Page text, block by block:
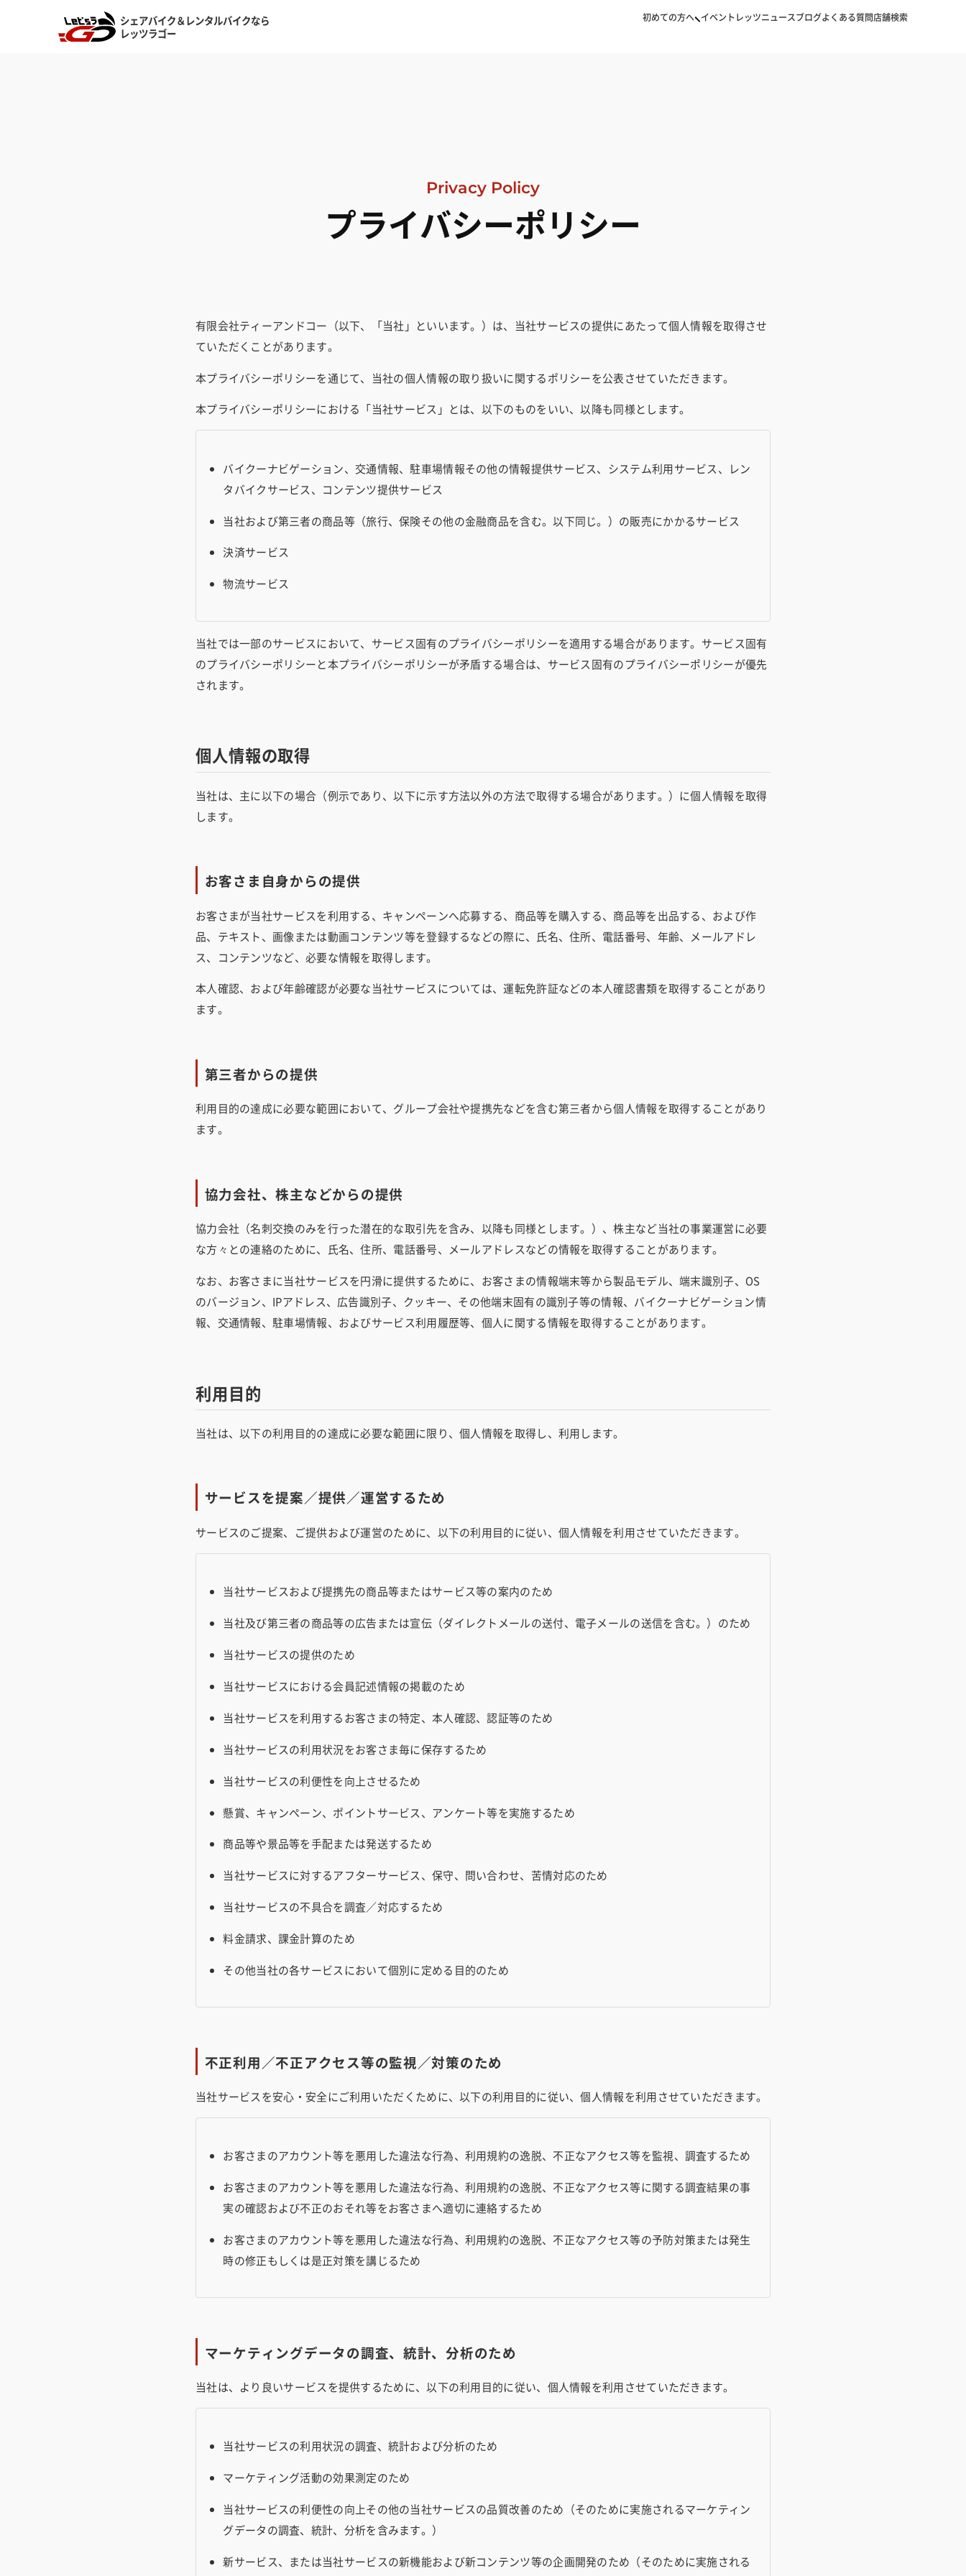
シェアバイク＆レンタルバイクなら
レッツラゴー
初めての方へ イベントレッツニュースブログよくある質問店舗検索
バイクを借りたい方 安全安心の個人間のシェア保険
加盟店になりたい方向け
シェアバイク&レンタルバイクなら
レッツラゴー
バイクを借りたい方 安全安心の個人間のシェア保険
加盟店になりたい方向け
Privacy Policy
プライバシーポリシー
有限会社ティーアンドコー（以下、「当社」といいます。）は、当社サービスの提供にあたって個人情報を取得させ
ていただくことがあります。
本プライバシーポリシーを通じて、当社の個人情報の取り扱いに関するポリシーを公表させていただきます。
本プライバシーポリシーにおける「当社サービス」とは、以下のものをいい、以降も同様とします。
バイクーナビゲーション、交通情報、駐車場情報その他の情報提供サービス、システム利用サービス、レン
タバイクサービス、コンテンツ提供サービス
当社および第三者の商品等（旅行、保険その他の金融商品を含む。以下同じ。）の販売にかかるサービス
決済サービス
物流サービス
当社では一部のサービスにおいて、サービス固有のプライバシーポリシーを適用する場合があります。サービス固有
のプライバシーポリシーと本プライバシーポリシーが矛盾する場合は、サービス固有のプライバシーポリシーが優先
されます。
個人情報の取得
当社は、主に以下の場合（例示であり、以下に示す方法以外の方法で取得する場合があります。）に個人情報を取得
します。
お客さま自身からの提供
お客さまが当社サービスを利用する、キャンペーンへ応募する、商品等を購入する、商品等を出品する、および作
品、テキスト、画像または動画コンテンツ等を登録するなどの際に、氏名、住所、電話番号、年齢、メールアドレ
ス、コンテンツなど、必要な情報を取得します。
本人確認、および年齢確認が必要な当社サービスについては、運転免許証などの本人確認書類を取得することがあり
ます。
第三者からの提供
利用目的の達成に必要な範囲において、グループ会社や提携先などを含む第三者から個人情報を取得することがあり
ます。
協力会社、株主などからの提供
協力会社（名刺交換のみを行った潜在的な取引先を含み、以降も同様とします。）、株主など当社の事業運営に必要
な方々との連絡のために、氏名、住所、電話番号、メールアドレスなどの情報を取得することがあります。
なお、お客さまに当社サービスを円滑に提供するために、お客さまの情報端末等から製品モデル、端末識別子、OS
のバージョン、IPアドレス、広告識別子、クッキー、その他端末固有の識別子等の情報、バイクーナビゲーション情
報、交通情報、駐車場情報、およびサービス利用履歴等、個人に関する情報を取得することがあります。
利用目的
当社は、以下の利用目的の達成に必要な範囲に限り、個人情報を取得し、利用します。
サービスを提案／提供／運営するため
サービスのご提案、ご提供および運営のために、以下の利用目的に従い、個人情報を利用させていただきます。
当社サービスおよび提携先の商品等またはサービス等の案内のため
当社及び第三者の商品等の広告または宣伝（ダイレクトメールの送付、電子メールの送信を含む。）のため
当社サービスの提供のため
当社サービスにおける会員記述情報の掲載のため
当社サービスを利用するお客さまの特定、本人確認、認証等のため
当社サービスの利用状況をお客さま毎に保存するため
当社サービスの利便性を向上させるため
懸賞、キャンペーン、ポイントサービス、アンケート等を実施するため
商品等や景品等を手配または発送するため
当社サービスに対するアフターサービス、保守、問い合わせ、苦情対応のため
当社サービスの不具合を調査／対応するため
料金請求、課金計算のため
その他当社の各サービスにおいて個別に定める目的のため
不正利用／不正アクセス等の監視／対策のため
当社サービスを安心・安全にご利用いただくために、以下の利用目的に従い、個人情報を利用させていただきます。
お客さまのアカウント等を悪用した違法な行為、利用規約の逸脱、不正なアクセス等を監視、調査するため
お客さまのアカウント等を悪用した違法な行為、利用規約の逸脱、不正なアクセス等に関する調査結果の事
実の確認および不正のおそれ等をお客さまへ適切に連絡するため
お客さまのアカウント等を悪用した違法な行為、利用規約の逸脱、不正なアクセス等の予防対策または発生
時の修正もしくは是正対策を講じるため
マーケティングデータの調査、統計、分析のため
当社は、より良いサービスを提供するために、以下の利用目的に従い、個人情報を利用させていただきます。
当社サービスの利用状況の調査、統計および分析のため
マーケティング活動の効果測定のため
当社サービスの利便性の向上その他の当社サービスの品質改善のため（そのために実施されるマーケティン
グデータの調査、統計、分析を含みます。）
新サービス、または当社サービスの新機能および新コンテンツ等の企画開発のため（そのために実施される